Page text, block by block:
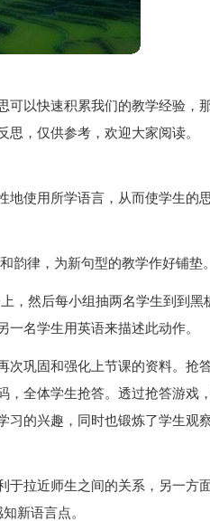
可以快速积累我们的教学经验，
，仅供参考，欢迎大家阅读。
地使用所学语言，从而使学生的
韵律，为新句型的教学作好铺垫。
，然后每小组抽两名学生到到黑
名学生用英语来描述此动作。
次巩固和强化上节课的资料。抢
，全体学生抢答。透过抢答游戏
习的兴趣，同时也锻炼了学生观
于拉近师生之间的关系，另一方
新语言点。